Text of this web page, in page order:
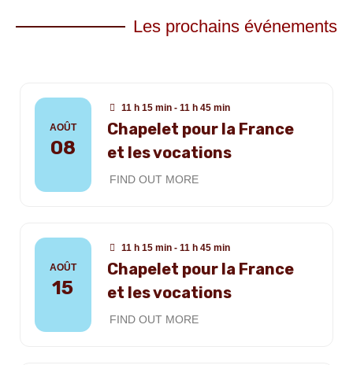
Les prochains événements
AOÛT
08
11 h 15 min - 11 h 45 min
Chapelet pour la France
et les vocations
FIND OUT MORE
AOÛT
15
11 h 15 min - 11 h 45 min
Chapelet pour la France
et les vocations
FIND OUT MORE